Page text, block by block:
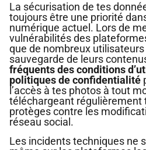
La sécurisation de tes
toujours être une priorité
numérique actuel. Lors de
vulnérabilités des
que de nombreux
sauvegarde de leurs
fréquents des conditions
politiques de confidentialité
l’accès à tes photos à tout
téléchargeant régulièrement
protèges contre les
réseau social.
Les incidents techniques ne